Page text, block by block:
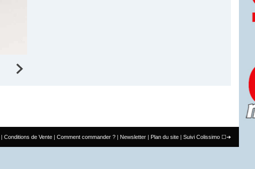
Conditions de Vente Comment commander ? Newsletter Plan du site Suivi Colissimo